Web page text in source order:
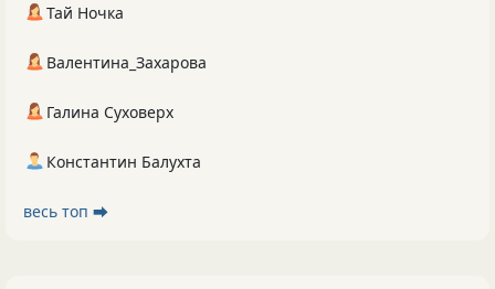
Тай Ночка
Валентина_Захарова
Галина Суховерх
Константин Балухта
весь топ ⮕